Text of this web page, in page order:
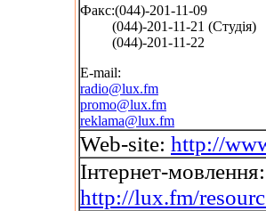
Факс:(044)-201-11-09
(044)-201-11-21 (Студія)
(044)-201-11-22
E-mail:
radio@lux.fm
promo@lux.fm
reklama@lux.fm
Web-site: http://
Інтернет-мовлення:
http://lux.fm/